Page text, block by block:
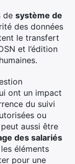
de système de
des données
le transfert
et l’édition
ont un impact
du suivi
ou
aussi être
des salariés
éléments
pour une